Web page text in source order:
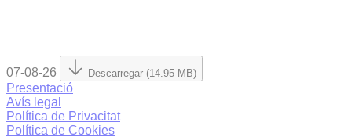
07-08-26 Descarregar (14.95 MB)
Presentació
Avís legal
Política de Privacitat
Política de Cookies